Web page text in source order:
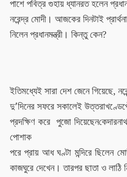
পাশে পবিত্র গুহায় ধ্যানরতহলেন
নরেন্দ্র মোদী। আজকের দিনটাই
নিলেন প্রধানমন্ত্রী। কিন্তু কেন?
ইতিমধ্যেই সারা দেশ জেনে গিয়েছে,
দু’দিনের সফরে সকালেই উত্তরাখণ্ডে
প্রদক্ষিণ করে পুজো দিয়েছেন
পোশাক
পরে প্রায় আধ ঘণ্টা মন্দিরে ছিলেন
কাজঘুরে দেখেন। তারপর ছাতা ও লাঠি